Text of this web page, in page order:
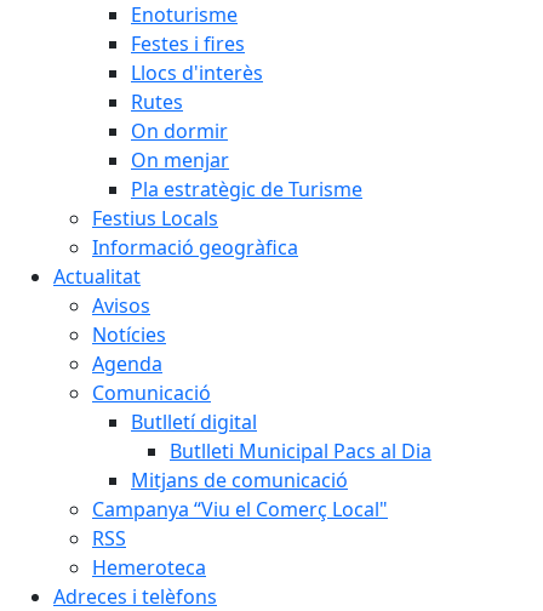
Enoturisme
Festes i fires
Llocs d'interès
Rutes
On dormir
On menjar
Pla estratègic de Turisme
Festius Locals
Informació geogràfica
Actualitat
Avisos
Notícies
Agenda
Comunicació
Butlletí digital
Butlleti Municipal Pacs al Dia
Mitjans de comunicació
Campanya “Viu el Comerç Local"
RSS
Hemeroteca
Adreces i telèfons